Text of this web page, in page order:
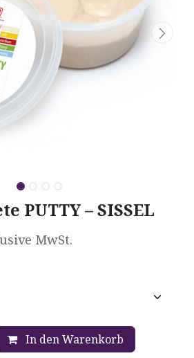
PUTTY – SISSEL
MwSt.
In den Warenkorb